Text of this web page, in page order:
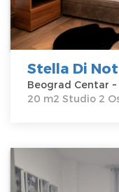
Cena40 €
Stella Di
Beograd Centar
20 m2 Studio 2
Studio Apartman
apartman, veličine
odrasle osobe.